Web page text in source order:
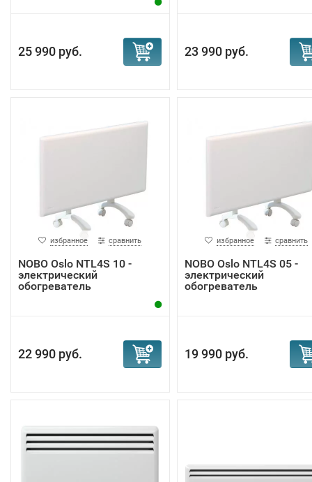
25 990 руб. 23 990 руб.
избранное сравнить
NOBO Oslo NTL4S 10 -
электрический
обогреватель
22 990 руб.
избранное сравнить
NOBO Oslo NTL4S 05 -
электрический
обогреватель
19 990 руб.